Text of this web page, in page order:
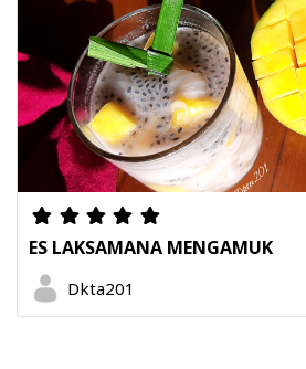
ES LAKSAMANA MENGAMUK
Dkta201